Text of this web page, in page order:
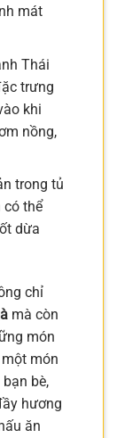
mát
Thái
trưng
khi
nồng,
trong tủ
có thể
dừa
chỉ
mà còn
món
món
bè,
hương
ăn